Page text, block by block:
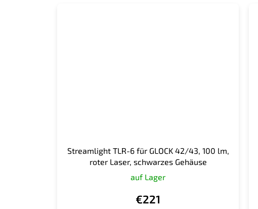
Streamlight TLR-6 für GLOCK 42/43, 100 lm,
roter Laser, schwarzes Gehäuse
auf Lager
€221